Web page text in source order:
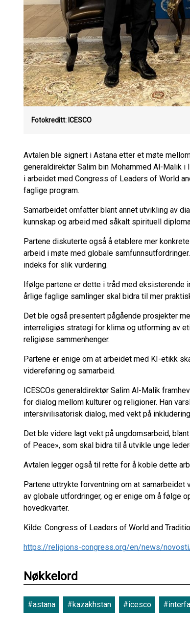
Fotokreditt: ICESCO
Avtalen ble signert i Astana etter et møte
generaldirektør Salim bin Mohammed Al-Malik i
i arbeidet med Congress of Leaders of World
faglige program.
Samarbeidet omfatter blant annet utvikling av
kunnskap og arbeid med såkalt spirituell
Partene diskuterte også å etablere mer
arbeid i møte med globale
indeks for slik vurdering.
Ifølge partene er dette i tråd med eksisterende
årlige faglige samlinger skal bidra til mer
Det ble også presentert pågående prosjekter
interreligiøs strategi for klima og utforming av
religiøse sammenhenger.
Partene er enige om at arbeidet med KI-etikk
videreføring og samarbeid.
ICESCOs generaldirektør Salim Al-Malik
for dialog mellom kulturer og religioner. Han
intersivilisatorisk dialog, med vekt på
Det ble videre lagt vekt på ungdomsarbeid,
of Peace», som skal bidra til å utvikle unge
Avtalen legger også til rette for å koble dette
Partene uttrykte forventning om at
av globale utfordringer, og er enige om å følge
hovedkvarter.
Kilde: Congress of Leaders of World and
https://religions-congress.org/en/news/
Nøkkelord
#astana #kazakhstan #icesco